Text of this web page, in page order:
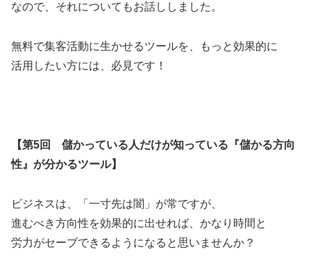
なので、それについてもお話ししました。
無料で集客活動に生かせるツールを、もっと効果的に
活用したい方には、必見です！
【第5回 儲かっている人だけが知っている『儲かる方向
性』が分かるツール】
ビジネスは、「一寸先は闇」が常ですが、
進むべき方向性を効果的に出せれば、かなり時間と
労力がセーブできるようになると思いませんか？